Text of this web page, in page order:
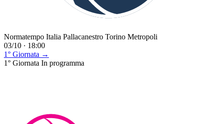
Normatempo Italia Pallacanestro Torino Metropoli
03/10 · 18:00
1° Giornata →
1° Giornata In programma